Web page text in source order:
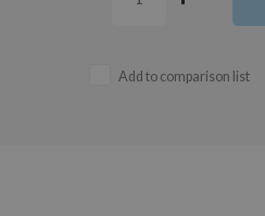
Add to comparison list